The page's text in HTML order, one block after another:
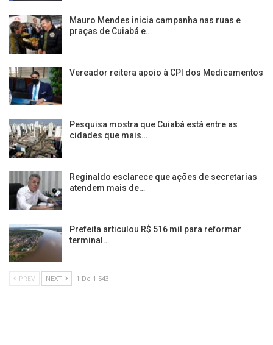
Mauro Mendes inicia campanha nas ruas e
praças de Cuiabá e…
Vereador reitera apoio à CPI dos Medicamentos
Pesquisa mostra que Cuiabá está entre as
cidades que mais…
Reginaldo esclarece que ações de secretarias
atendem mais de…
Prefeita articulou R$ 516 mil para reformar
terminal…
PREV NEXT 1 De 1.543